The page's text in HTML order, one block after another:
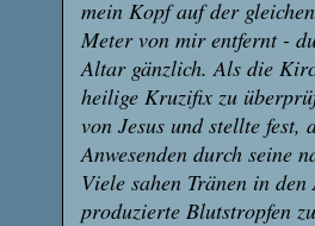
mein Kopf auf der
Meter von mir entfernt -
Altar gänzlich. Als die
heilige Kruzifix zu
von Jesus und stellte fest,
Anwesenden durch seine
Viele sahen Tränen in
produzierte Blutstropfen